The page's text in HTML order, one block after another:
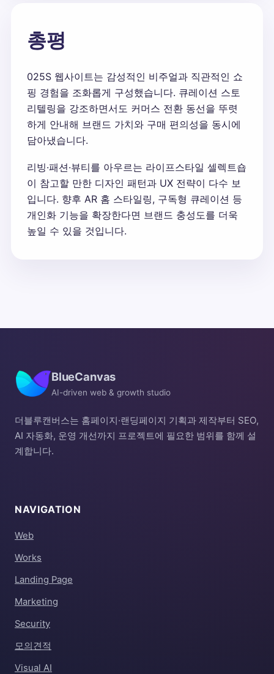
총평
025S 웹사이트는 감성적인 비주얼과 직관적인 쇼
핑 경험을 조화롭게 구성했습니다. 큐레이션 스토
리텔링을 강조하면서도 커머스 전환 동선을 뚜렷
하게 안내해 브랜드 가치와 구매 편의성을 동시에
담아냈습니다.
리빙·패션·뷰티를 아우르는 라이프스타일 셀렉트숍
이 참고할 만한 디자인 패턴과 UX 전략이 다수 보
입니다. 향후 AR 홈 스타일링, 구독형 큐레이션 등
개인화 기능을 확장한다면 브랜드 충성도를 더욱
높일 수 있을 것입니다.
BlueCanvas
AI-driven web & growth studio
더블루캔버스는 홈페이지·랜딩페이지 기획과 제작부터 SEO,
AI 자동화, 운영 개선까지 프로젝트에 필요한 범위를 함께 설
계합니다.
NAVIGATION
Web
Works
Landing Page
Marketing
Security
모의견적
Visual AI